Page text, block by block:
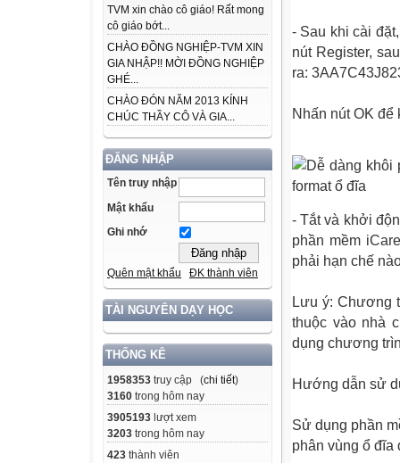
TVM xin chào cô giáo! Rất mong
cô giáo bớt...
CHÀO ĐỒNG NGHIỆP-TVM XIN
GIA NHẬP!! MỜI ĐỒNG NGHIỆP
GHÉ...
CHÀO ĐÓN NĂM 2013 KÍNH
CHÚC THẦY CÔ VÀ GIA...
ĐĂNG NHẬP
Tên truy nhập
Mật khẩu
Ghi nhớ
Quên mật khẩu ĐK thành viên
TÀI NGUYÊN DẠY HỌC
THỐNG KÊ
1958353 truy cập (chi tiết)
3160 trong hôm nay
3905193 lượt xem
3203 trong hôm nay
423 thành viên
- Sau khi cài
nút Register,
ra:
Nhấn nút OK để
- Tắt và khởi
phần mềm
phải hạn chế
Lưu ý: Chương
thuộc vào nhà
dụng chương
Hướng dẫn sử
Sử dụng phần
phân vùng ổ đĩa